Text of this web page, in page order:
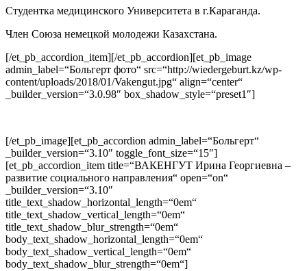
Студентка медицинского Университета в г.Караганда.
Член Союза немецкой молодежи Казахстана.
[/et_pb_accordion_item][/et_pb_accordion][et_pb_image
admin_label=“Больгерт фото“ src=“http://wiedergeburt.kz/wp-
content/uploads/2018/01/Vakengut.jpg“ align=“center“
_builder_version=“3.0.98″ box_shadow_style=“preset1″]
[/et_pb_image][et_pb_accordion admin_label=“Больгерт“
_builder_version=“3.10″ toggle_font_size=“15″]
[et_pb_accordion_item title=“ВАКЕНГУТ Ирина Георгиевна –
развитие социального направления“ open=“on“
_builder_version=“3.10″
title_text_shadow_horizontal_length=“0em“
title_text_shadow_vertical_length=“0em“
title_text_shadow_blur_strength=“0em“
body_text_shadow_horizontal_length=“0em“
body_text_shadow_vertical_length=“0em“
body_text_shadow_blur_strength=“0em“]